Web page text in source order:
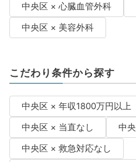
中央区 × 心臓血管外科
中央区 × 美容外科
こだわり条件から探す
中央区 × 年収1800万円以上
中央区 × 当直なし
中
中央区 × 救急対応なし